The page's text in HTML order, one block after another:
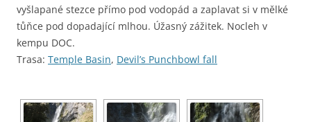
vyšlapané stezce přímo pod vodopád a zaplavat si v mělké
tůňce pod dopadající mlhou. Úžasný zážitek. Nocleh v
kempu DOC.
Trasa: Temple Basin, Devil’s Punchbowl fall